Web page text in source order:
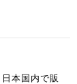
本国内で販